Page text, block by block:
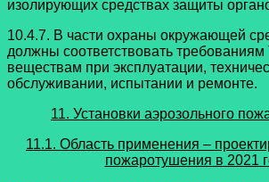
изолирующих средствах защиты
10.4.7. В части охраны окружающей
должны соответствовать
веществам при эксплуатации,
обслуживании, испытании и ремонте.
11. Установки аэрозольного
11.1. Область применения –
пожаротушения в 2021